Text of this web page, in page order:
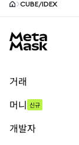
CUBE/IDEX
거래
무기한 선물
머니 신규
개발자